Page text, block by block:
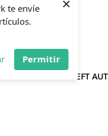
te envíe
×
GRAND THEFT